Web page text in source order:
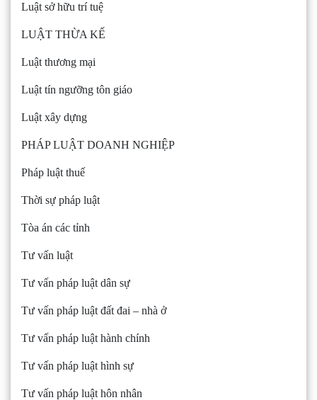
Luật sở hữu trí tuệ
LUẬT THỪA KẾ
Luật thương mại
Luật tín ngưỡng tôn giáo
Luật xây dựng
PHÁP LUẬT DOANH NGHIỆP
Pháp luật thuế
Thời sự pháp luật
Tòa án các tỉnh
Tư vấn luật
Tư vấn pháp luật dân sự
Tư vấn pháp luật đất đai – nhà ở
Tư vấn pháp luật hành chính
Tư vấn pháp luật hình sự
Tư vấn pháp luật hôn nhân